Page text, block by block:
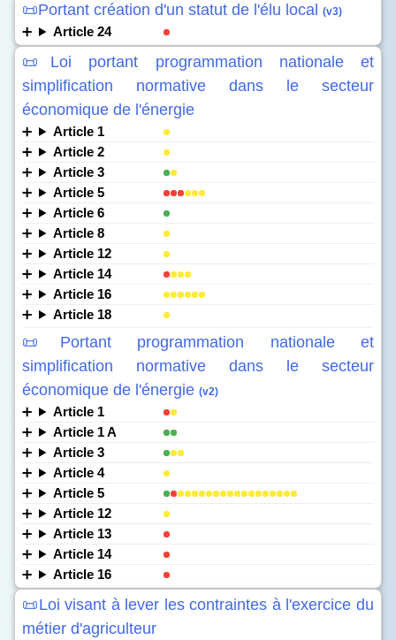
📜Portant création d'un statut de l'élu local (v3)
Article 24
📜Loi portant programmation nationale et
simplification normative dans le secteur
économique de l'énergie
Article 1
Article 2
Article 3
Article 5
Article 6
Article 8
Article 12
Article 14
Article 16
Article 18
📜Portant programmation nationale et
simplification normative dans le secteur
économique de l'énergie (v2)
Article 1
Article 1 A
Article 3
Article 4
Article 5
Article 12
Article 13
Article 14
Article 16
📜Loi visant à lever les contraintes à l'exercice du
métier d'agriculteur